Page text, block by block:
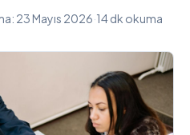
23 Mayıs 2026·14 dk okuma